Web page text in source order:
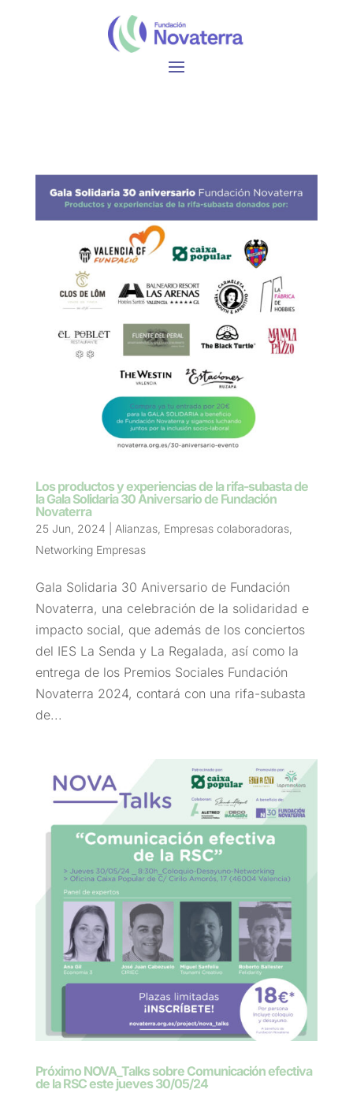
Los productos y experiencias de la rifa-subasta de
la Gala Solidaria 30 Aniversario de Fundación
Novaterra
25 Jun, 2024 Alianzas, Empresas colaboradoras,
Networking Empresas
Gala Solidaria 30 Aniversario de Fundación
Novaterra, una celebración de la solidaridad e
impacto social, que además de los conciertos
del IES La Senda y La Regalada, así como la
entrega de los Premios Sociales Fundación
Novaterra 2024, contará con una rifa-subasta
de...
Próximo NOVA_Talks sobre Comunicación efectiva
de la RSC este jueves 30/05/24